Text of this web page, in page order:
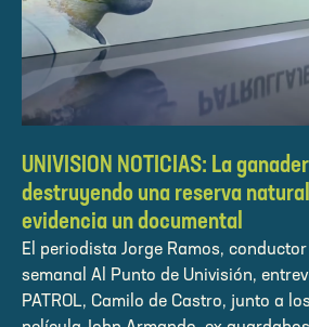
UNIVISION NOTICIAS: La
destruyendo una reserva
evidencia un documental
El periodista Jorge Ramos,
semanal Al Punto de Univisión,
PATROL, Camilo de Castro, junto a